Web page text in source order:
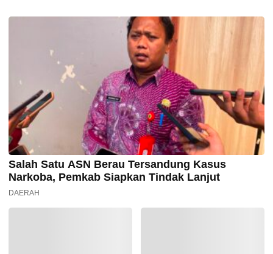
Salah Satu ASN Berau Tersandung Kasus
Narkoba, Pemkab Siapkan Tindak Lanjut
DAERAH